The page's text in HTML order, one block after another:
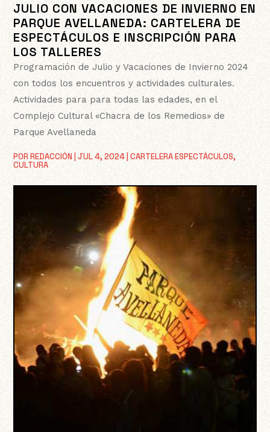
JULIO CON VACACIONES DE INVIERNO EN
PARQUE AVELLANEDA: CARTELERA DE
ESPECTÁCULOS E INSCRIPCIÓN PARA
LOS TALLERES
PORREDACCIÓN |JUL 4, 2024 |CARTELERA ESPECTÁCULOS,
CULTURA
Programación de Julio y Vacaciones de Invierno 2024
con todos los encuentros y actividades culturales.
Actividades para para todas las edades, en el
Complejo Cultural «Chacra de los Remedios» de
Parque Avellaneda